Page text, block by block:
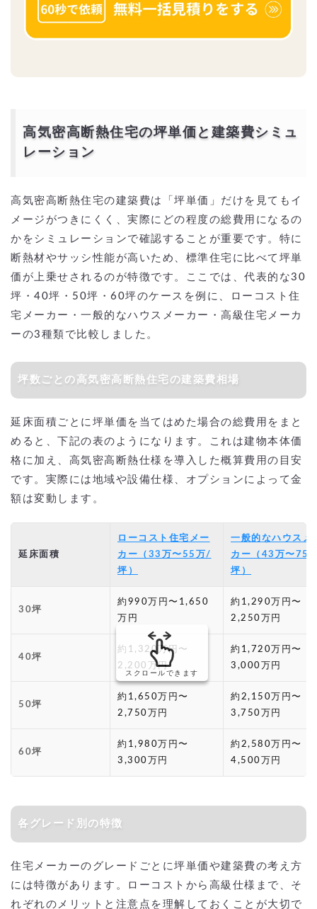
高気密高断熱住宅の坪単価と建築費シミュ
レーション
高気密高断熱住宅の建築費は「坪単価」だけを見てもイ
メージがつきにくく、実際にどの程度の総費用になるの
かをシミュレーションで確認することが重要です。特に
断熱材やサッシ性能が高いため、標準住宅に比べて坪単
価が上乗せされるのが特徴です。ここでは、代表的な30
坪・40坪・50坪・60坪のケースを例に、ローコスト住
宅メーカー・一般的なハウスメーカー・高級住宅メーカ
ーの3種類で比較しました。
坪数ごとの高気密高断熱住宅の建築費相場
延床面積ごとに坪単価を当てはめた場合の総費用をまと
めると、下記の表のようになります。これは建物本体価
格に加え、高気密高断熱仕様を導入した概算費用の目安
です。実際には地域や設備仕様、オプションによって金
額は変動します。
延床面積
ローコスト住宅メー
カー（33万〜55万/
坪）
一般的なハウスメ
カー（43万〜75
坪）
30坪
約990万円〜1,650
万円
約1,290万円〜
2,250万円
40坪
約1,320万円〜
2,200万円
約1,720万円〜
3,000万円
50坪
約1,650万円〜
2,750万円
約2,150万円〜
3,750万円
60坪
約1,980万円〜
3,300万円
約2,580万円〜
4,500万円
スクロールできます
各グレード別の特徴
住宅メーカーのグレードごとに坪単価や建築費の考え方
には特徴があります。ローコストから高級仕様まで、そ
れぞれのメリットと注意点を理解しておくことが大切で